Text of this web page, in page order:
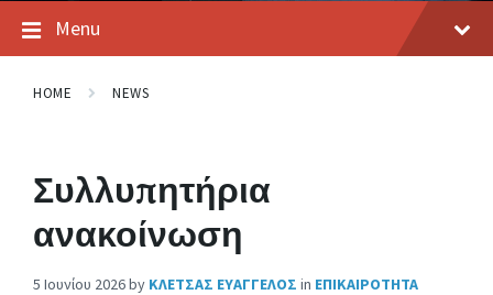
Menu
HOME NEWS
Συλλυπητήρια
ανακοίνωση
5 Ιουνίου 2026by ΚΛΕΤΣΑΣ ΕΥΑΓΓΕΛΟΣ in ΕΠΙΚΑΙΡΟΤΗΤΑ